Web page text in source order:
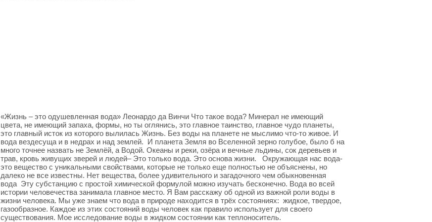
«Жизнь – это одушевленная вода» Леонардо да Винчи Что такое вода? Минерал не имеющий
цвета, не имеющий запаха, формы, но ты оглянись, это главное таинство, главное чудо планеты,
это главный исток из которого вылилась Жизнь. Без воды на планете не мыслимо что-то живое. И
вода вездесуща и в недрах и над землей. И планета Земля во Вселенной зерно голубое, было б на
много точнее назвать не Землёй, а Водой. Океаны и реки, озёра и вечные льдины, сок деревьев и
трав, кровь живущих зверей и людей– Это только вода. Это основа жизни. Окружающая нас вода-
это вещество с уникальными свойствами, которые не только еще полностью не объяснены, но
далеко не все известны. Нет вещества, более удивительного и загадочного чем обыкновенная
вода Эту субстанцию с простой химической формулой можно изучать бесконечно. Вода во всей
истории человечества занимала главное место. Я Вам расскажу об одной из важной роли воды в
жизни человека. Мы уже знаем что вода в природе находится в трёх состояниях: жидкое, твердое,
газообразное. Каждое из этих состояний воды человек как правило использует для своего
существования. Мое исследование воды в жидком состоянии как теплоноситель.